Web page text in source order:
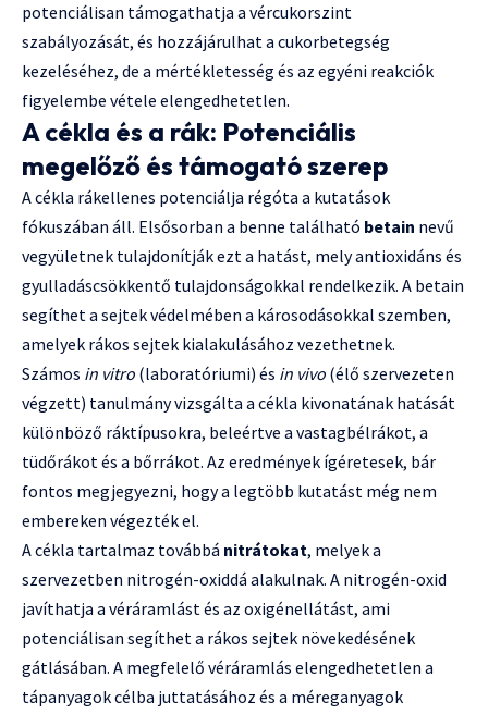
potenciálisan támogathatja a vércukorszint
szabályozását, és hozzájárulhat a cukorbetegség
kezeléséhez, de a mértékletesség és az egyéni reakciók
figyelembe vétele elengedhetetlen.
A cékla és a rák: Potenciális
megelőző és támogató szerep
A cékla rákellenes potenciálja régóta a kutatások
fókuszában áll. Elsősorban a benne található betain nevű
vegyületnek tulajdonítják ezt a hatást, mely antioxidáns és
gyulladáscsökkentő tulajdonságokkal rendelkezik. A betain
segíthet a sejtek védelmében a károsodásokkal szemben,
amelyek rákos sejtek kialakulásához vezethetnek.
Számos in vitro (laboratóriumi) és in vivo (élő szervezeten
végzett) tanulmány vizsgálta a cékla kivonatának hatását
különböző ráktípusokra, beleértve a vastagbélrákot, a
tüdőrákot és a bőrrákot. Az eredmények ígéretesek, bár
fontos megjegyezni, hogy a legtöbb kutatást még nem
embereken végezték el.
A cékla tartalmaz továbbá nitrátokat, melyek a
szervezetben nitrogén-oxiddá alakulnak. A nitrogén-oxid
javíthatja a véráramlást és az oxigénellátást, ami
potenciálisan segíthet a rákos sejtek növekedésének
gátlásában. A megfelelő véráramlás elengedhetetlen a
tápanyagok célba juttatásához és a méreganyagok